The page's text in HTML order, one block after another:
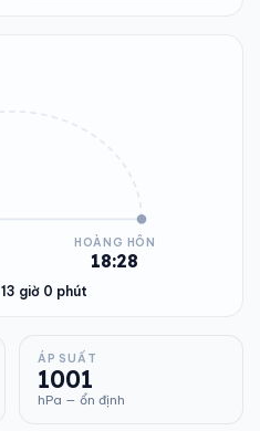
HOÀNG HÔN
18:28
13 giờ 0 phút
ÁP SUẤT
1001
hPa — ổn định